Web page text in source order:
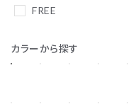
FREE
カラーから探す